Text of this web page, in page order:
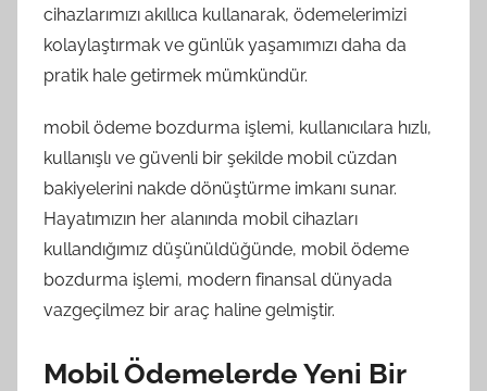
cihazlarımızı akıllıca kullanarak, ödemelerimizi
kolaylaştırmak ve günlük yaşamımızı daha da
pratik hale getirmek mümkündür.
mobil ödeme bozdurma işlemi, kullanıcılara hızlı,
kullanışlı ve güvenli bir şekilde mobil cüzdan
bakiyelerini nakde dönüştürme imkanı sunar.
Hayatımızın her alanında mobil cihazları
kullandığımız düşünüldüğünde, mobil ödeme
bozdurma işlemi, modern finansal dünyada
vazgeçilmez bir araç haline gelmiştir.
Mobil Ödemelerde Yeni Bir